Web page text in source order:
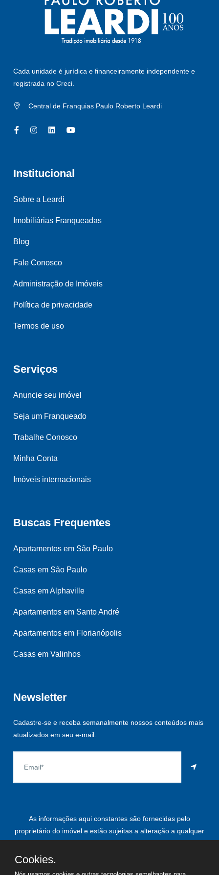
Cada unidade é jurídica e financeiramente independente e
registrada no Creci.
Central de Franquias Paulo Roberto Leardi
Institucional
Sobre a Leardi
Imobiliárias Franqueadas
Blog
Fale Conosco
Administração de Imóveis
Política de privacidade
Termos de uso
Serviços
Anuncie seu imóvel
Seja um Franqueado
Trabalhe Conosco
Minha Conta
Imóveis internacionais
Buscas Frequentes
Apartamentos em São Paulo
Casas em São Paulo
Casas em Alphaville
Apartamentos em Santo André
Apartamentos em Florianópolis
Casas em Valinhos
Newsletter
Cadastre-se e receba semanalmente nossos conteúdos mais
atualizados em seu e-mail.
As informações aqui constantes são fornecidas pelo
proprietário do imóvel e estão sujeitas a alteração a qualquer
momento.
Cookies.